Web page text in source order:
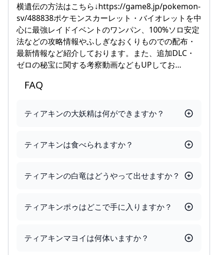
横遺伝の方法はこちら↓https://game8.jp/pokemon-
sv/488838ポケモンスカーレット・バイオレットを中
心に最強レイドイベントのワンパン、100%ソロ安定
法などの攻略情報やふしぎなおくりものでの配布・
最新情報など紹介しております。また、追加DLC・
ゼロの秘宝に関する考察動画などもUPしてお…
FAQ
ティアキンの大妖精は何ができますか？
ティアキンは食べられますか？
ティアキンの白竜はどうやって出せますか？
ティアキンポゥはどこで手に入りますか？
ティアキンマヨイは何体いますか？